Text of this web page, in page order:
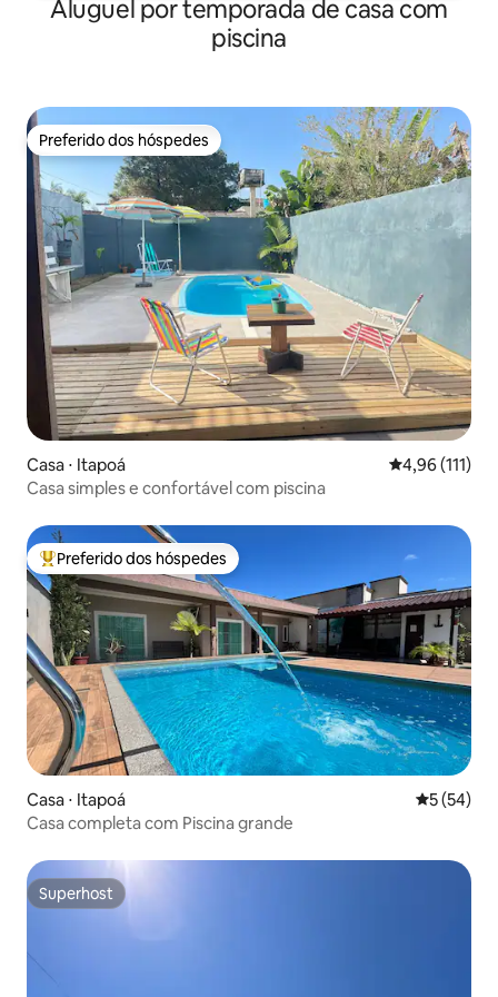
Aluguel por temporada de casa com
piscina
Preferido dos hóspedes
Preferido dos hóspedes
Casa ⋅ Itapoá 4,96 de uma
4,96 (111)
Casa simples e confortável com piscina
Entre os melhores preferidos dos hóspedes
Preferido dos hóspedes
Casa ⋅ Itapoá 5 de uma
5 (54)
Casa completa com Piscina grande
Superhost
Superhost